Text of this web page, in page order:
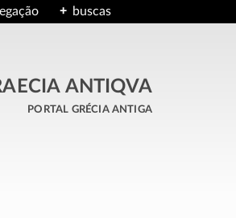
buscas
ANTIQVA
portal grécia antiga